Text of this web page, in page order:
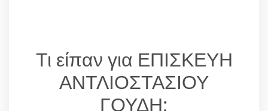
Τι είπαν για ΕΠΙΣΚΕΥΗ
ΑΝΤΛΙΟΣΤΑΣΙΟΥ
ΓΟΥΔΗ;